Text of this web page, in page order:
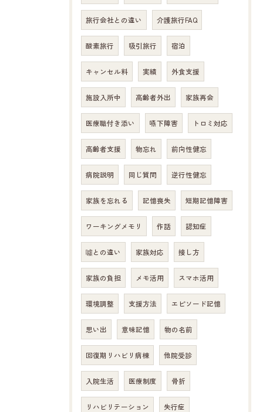
旅行会社との違い 介護旅行FAQ
酸素旅行 吸引旅行 宿泊
キャンセル料 実績 外食支援
施設入所中 高齢者外出 家族再会
医療職付き添い 嚥下障害 トロミ対応
高齢者支援 物忘れ 前向性健忘
病院説明 同じ質問 逆行性健忘
家族を忘れる 記憶喪失 短期記憶障害
ワーキングメモリ 作話 認知症
噓との違い 家族対応 接し方
家族の負担 メモ活用 スマホ活用
環境調整 支援方法 エピソード記憶
思い出 意味記憶 物の名前
回復期リハビリ病棟 他院受診
入院生活 医療制度 骨折
リハビリテーション 失行症